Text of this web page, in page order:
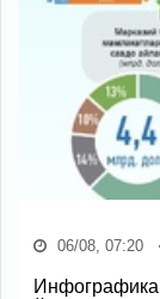
06/08, 07:20